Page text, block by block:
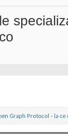
Graph Protocol - la ce